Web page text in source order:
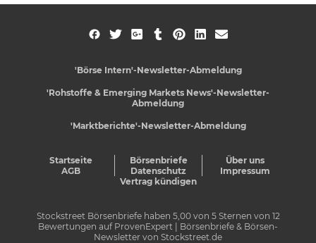
'Börse Intern'-Newsletter-Abmeldung
'Rohstoffe & Emerging Markets News'-Newsletter-
Abmeldung
'Marktberichte'-Newsletter-Abmeldung
Startseite Börsenbriefe
Über uns
AGB
Datenschutz
Impressum
Vertrag kündigen
Stockstreet Börsenbriefe haben 5,00von 5Sternen von 12
Bewertungen auf ProvenExpert
| Börsenbriefe & Börsen-
Newsletter von Stockstreet.de